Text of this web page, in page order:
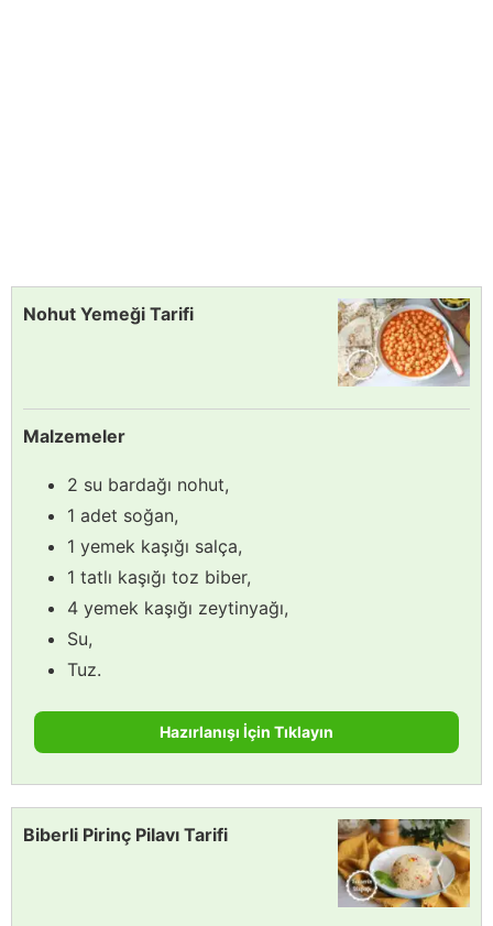
Nohut Yemeği Tarifi
Malzemeler
2 su bardağı nohut,
1 adet soğan,
1 yemek kaşığı salça,
1 tatlı kaşığı toz biber,
4 yemek kaşığı zeytinyağı,
Su,
Tuz.
Hazırlanışı İçin Tıklayın
Biberli Pirinç Pilavı Tarifi